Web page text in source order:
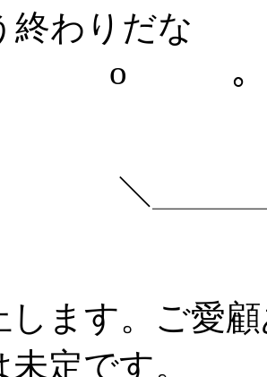
終わりだな
｡ .
＿＿＿＿
します。ご愛
定です。